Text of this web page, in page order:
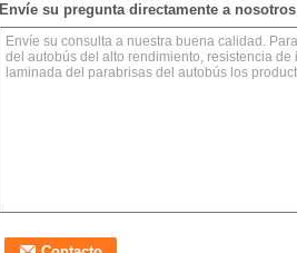
Envíe su pregunta directamente a nosotros